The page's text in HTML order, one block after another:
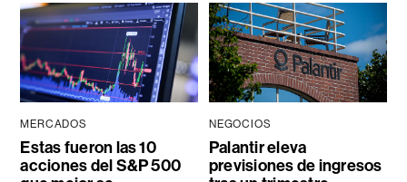
MERCADOS
Estas fueron las 10
acciones del S&P 500
NEGOCIOS
Palantir eleva
previsiones de ingresos